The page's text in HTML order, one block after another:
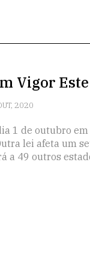
Vigor
2020
1 de outubro
lei afeta um
a 49 outros